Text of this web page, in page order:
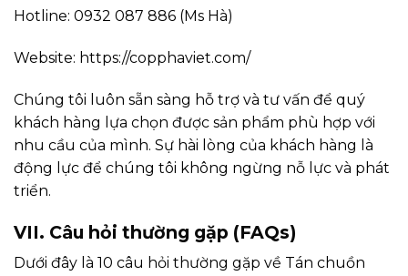
Hotline: 0932 087 886 (Ms Hà)
Website: https://copphaviet.com/
Chúng tôi luôn sẵn sàng hỗ trợ và tư vấn để quý
khách hàng lựa chọn được sản phẩm phù hợp với
nhu cầu của mình. Sự hài lòng của khách hàng là
động lực để chúng tôi không ngừng nỗ lực và phát
triển.
VII. Câu hỏi thường gặp (FAQs)
Dưới đây là 10 câu hỏi thường gặp về Tán chuồn